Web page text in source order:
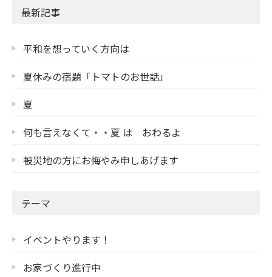
最新記事
平和を想っていく方向は
夏休みの宿題「トマトのお世話」
夏
何も言えなくて・・夏 は おわるよ
被災地の方にお悔やみ申しあげます
テーマ
イベントやります！
お家づくり進行中